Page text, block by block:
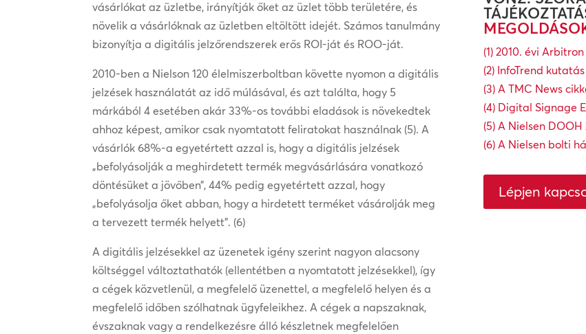
vásárlókat az üzletbe, irányítják őket az üzlet több területére, és
növelik a vásárlóknak az üzletben eltöltött idejét. Számos tanulmány
bizonyítja a digitális jelzőrendszerek erős ROI-ját és ROO-ját.
2010-ben a Nielson 120 élelmiszerboltban követte nyomon a digitális
jelzések használatát az idő múlásával, és azt találta, hogy 5
márkából 4 esetében akár 33%-os további eladások is növekedtek
ahhoz képest, amikor csak nyomtatott feliratokat használnak (5). A
vásárlók 68%-a egyetértett azzal is, hogy a digitális jelzések
„befolyásolják a meghirdetett termék megvásárlására vonatkozó
döntésüket a jövőben”, 44% pedig egyetértett azzal, hogy
„befolyásolja őket abban, hogy a hirdetett terméket vásárolják meg
a tervezett termék helyett”. (6)
A digitális jelzésekkel az üzenetek igény szerint nagyon alacsony
költséggel változtathatók (ellentétben a nyomtatott jelzésekkel), így
a cégek közvetlenül, a megfelelő üzenettel, a megfelelő helyen és a
megfelelő időben szólhatnak ügyfeleikhez. A cégek a napszaknak,
évszaknak vagy a rendelkezésre álló készletnek megfelelően
(1) 2010. évi
(2) InfoTrend
(3) A TMC News
(4) Digital Signage
(5) A Nielsen
(6) A Nielsen bolti
Lépjen